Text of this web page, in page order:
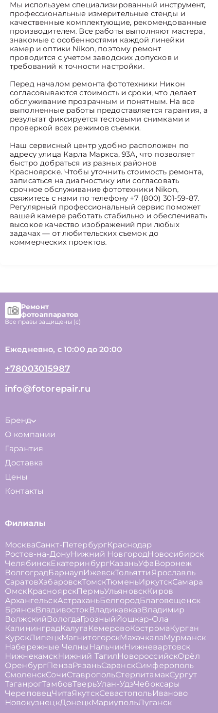
Мы используем специализированный инструмент,
профессиональные измерительные стенды и
качественные комплектующие, рекомендованные
производителем. Все работы выполняют мастера,
знакомые с особенностями каждой линейки
камер и оптики Nikon, поэтому ремонт
проводится с учетом заводских допусков и
требований к точности настройки.
Перед началом ремонта фототехники Никон
согласовываются стоимость и сроки, что делает
обслуживание прозрачным и понятным. На все
выполненные работы предоставляется гарантия, а
результат фиксируется тестовыми снимками и
проверкой всех режимов съемки.
Наш сервисный центр удобно расположен по
адресу улица Карла Маркса, 93А, что позволяет
быстро добраться из разных районов
Красноярске. Чтобы уточнить стоимость ремонта,
записаться на диагностику или согласовать
срочное обслуживание фототехники Nikon,
свяжитесь с нами по телефону +7 (800) 301-59-87.
Регулярный профессиональный сервис поможет
вашей камере работать стабильно и обеспечивать
высокое качество изображений при любых
задачах — от любительских съемок до
коммерческих проектов.
Ремонт
фотоаппаратов
Все правы защищены (с)
Ежедневно, с 10:00 до 20:00
+78003015987
info@fotorepair.ru
Бренд
О компании
Гарантия
Доставка
Цены
Контакты
Филиалы
МоскваСанкт-ПетербургКраснодар
Ростов-на-ДонуНижний НовгородНовосибирск
ЧелябинскЕкатеринбургКазаньУфа Воронеж
ВолгоградБарнаулИжевскТольяттиЯрославль
СаратовХабаровскТомскТюменьИркутскСамара
ОмскКрасноярскПермьУльяновскКиров
АрхангельскАстраханьБелгородБлаговещенск
БрянскВладивостокВладикавказВладимир
ВолжскийВологдаГрозныйЙошкар-Ола
КалининградКалуга КемеровоКостромаКурган
КурскЛипецкМагнитогорскМахачкалаМурманск
Набережные Челны НальчикНижневартовск
НижнекамскНижний ТагилНовороссийскОрёл
ОренбургПензаРязаньСаранскСимферополь
СмоленскСочиСтавропольСтерлитамакСургут
ТаганрогТамбовТверьУлан-УдэЧебоксары
ЧереповецЧитаЯкутскСевастопольИваново
НовокузнецкДонецкМариупольЛуганск